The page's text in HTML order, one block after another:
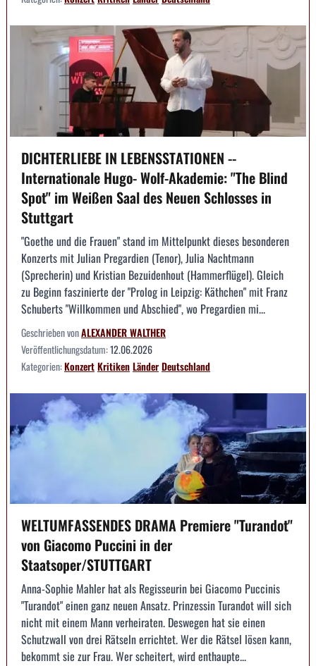
DICHTERLIEBE IN LEBENSSTATIONEN --
Internationale Hugo- Wolf-Akademie: "The Blind
Spot" im Weißen Saal des Neuen Schlosses in
Stuttgart
"Goethe und die Frauen" stand im Mittelpunkt dieses besonderen
Konzerts mit Julian Pregardien (Tenor), Julia Nachtmann
(Sprecherin) und Kristian Bezuidenhout (Hammerflügel). Gleich
zu Beginn faszinierte der "Prolog in Leipzig: Käthchen" mit Franz
Schuberts "Willkommen und Abschied", wo Pregardien mi...
Geschrieben vonALEXANDER WALTHER
Veröffentlichungsdatum:12.06.2026
Kategorien:KonzertKritikenLänderDeutschland
WELTUMFASSENDES DRAMA Premiere "Turandot"
von Giacomo Puccini in der
Staatsoper/STUTTGART
Anna-Sophie Mahler hat als Regisseurin bei Giacomo Puccinis
"Turandot" einen ganz neuen Ansatz. Prinzessin Turandot will sich
nicht mit einem Mann verheiraten. Deswegen hat sie einen
Schutzwall von drei Rätseln errichtet. Wer die Rätsel lösen kann,
bekommt sie zur Frau. Wer scheitert, wird enthaupte...